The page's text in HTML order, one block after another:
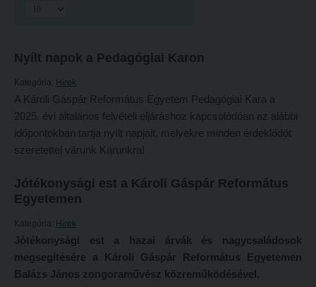
Szabályzatok
Rektori utasítások
Határozatok
Nemzetközi mobilitás
Hasznos linkek
OKTATÁS
Képzéseink
Hittanoktató- és Kántorképző Intézet
Pedagógusképző Intézet
Gyakorlati és Továbbképzési Intézet
Minőségbiztosítás
Szabályzatok
Határozatok
Nemzetközi mobilitás
Nyílt napok a Pedagógiai Karon
Kategória: Hírek
A Károli Gáspár Református Egyetem Pedagógiai Kara a
2025. évi általános felvételi eljáráshoz kapcsolódóan az alábbi
időpontokban tartja nyílt napjait, melyekre minden érdeklődőt
szeretettel várunk Karunkra!
Jótékonysági est a Károli Gáspár Református
Egyetemen
Kategória: Hírek
Jótékonysági est a hazai árvák és nagycsaládosok
megsegítésére a Károli Gáspár Református Egyetemen
Balázs János zongoraművész közreműködésével.